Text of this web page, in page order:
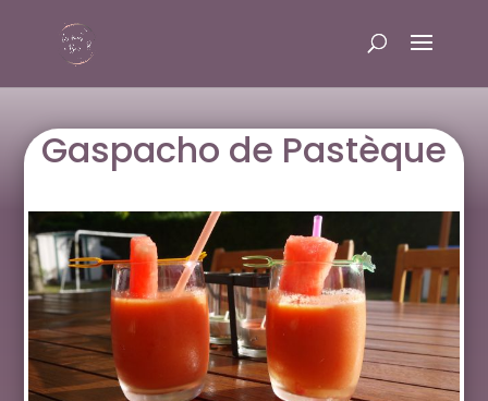
Gaspacho de Pastèque